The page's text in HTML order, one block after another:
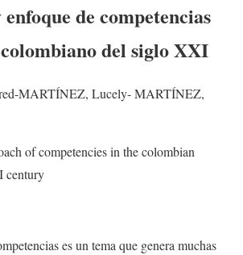
de competencias
del siglo XXI
MARTÍNEZ, Lucely- MARTÍNEZ,
of competencies in the colombian
century
es un tema que genera muchas